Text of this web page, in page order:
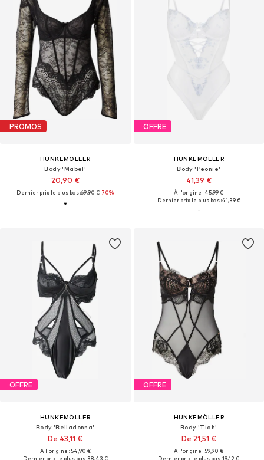
PROMOS
HUNKEMÖLLER
Body 'Mabel'
20,90 €
Dernier prix le plus bas :69,90 €-70%
OFFRE
HUNKEMÖLLER
Body 'Peonie'
41,39 €
À l'origine : 45,99 €
Dernier prix le plus bas :41,39 €
OFFRE
HUNKEMÖLLER
Body 'Belladonna'
De 43,11 €
À l'origine : 54,90 €
OFFRE
HUNKEMÖLLER
Body 'Tiah'
De 21,51 €
À l'origine : 59,90 €